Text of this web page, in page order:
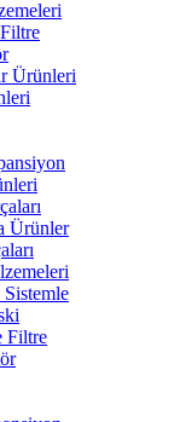
Ürünleri
Ürünler
Filtre